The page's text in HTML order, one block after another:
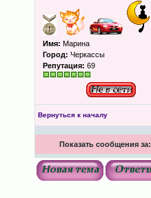
Имя: Марина
Город: Черкассы
Репутация: 69
Вернуться к началу
Показать сообщения за: